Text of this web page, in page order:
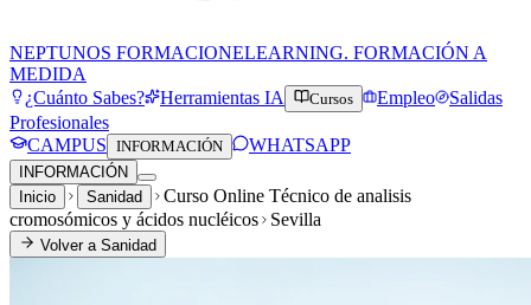
NEPTUNOS FORMACIONELEARNING. FORMACIÓN A
MEDIDA
¿Cuánto Sabes?
Herramientas IA Cursos Empleo
Salidas
Profesionales
CAMPUS INFORMACIÓN WHATSAPP
INFORMACIÓN
Inicio
Sanidad
Curso Online Técnico de analisis
cromosómicos y ácidos nucléicos
Sevilla
Volver a Sanidad